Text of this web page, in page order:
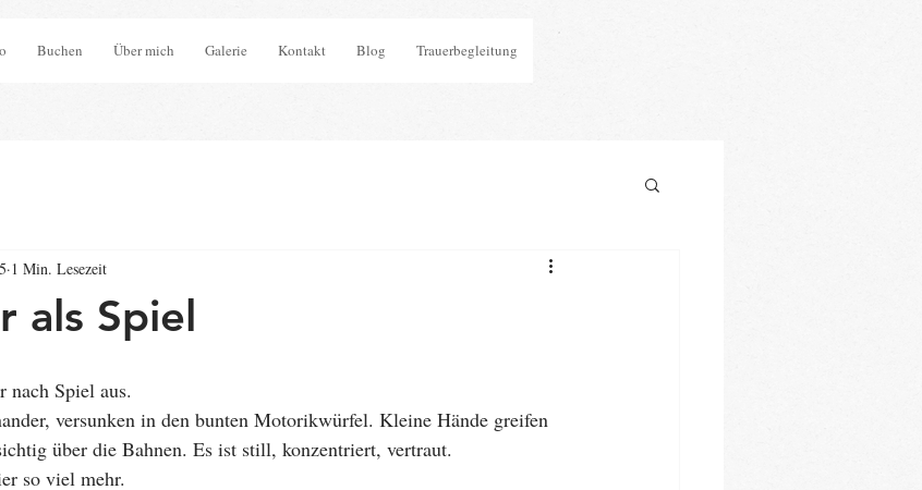
Buchen Über mich Galerie Kontakt Blog Trauerbegleitung
als Spiel
1 Min. Lesezeit
nach Spiel aus.
versunken in den bunten Motorikwürfel. Kleine Hände greifen
über die Bahnen. Es ist still, konzentriert, vertraut.
so viel mehr.